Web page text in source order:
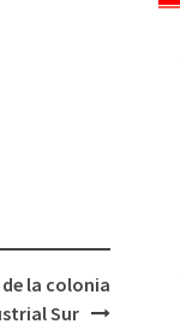
la colonia
Sur